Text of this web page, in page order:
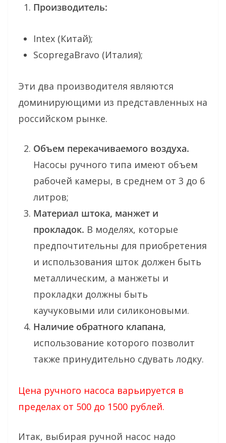
Производитель:
Intex (Китай);
ScopregaBravo (Италия);
Эти два производителя являются
доминирующими из представленных на
российском рынке.
Объем перекачиваемого воздуха.
Насосы ручного типа имеют объем
рабочей камеры, в среднем от 3 до 6
литров;
Материал штока, манжет и
прокладок. В моделях, которые
предпочтительны для приобретения
и использования шток должен быть
металлическим, а манжеты и
прокладки должны быть
каучуковыми или силиконовыми.
Наличие обратного клапана,
использование которого позволит
также принудительно сдувать лодку.
Цена ручного насоса варьируется в
пределах от 500 до 1500 рублей.
Итак, выбирая ручной насос надо